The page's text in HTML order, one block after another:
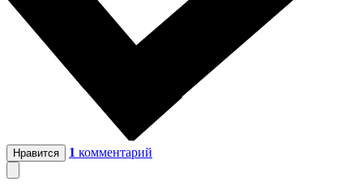
Нравится 1 комментарий